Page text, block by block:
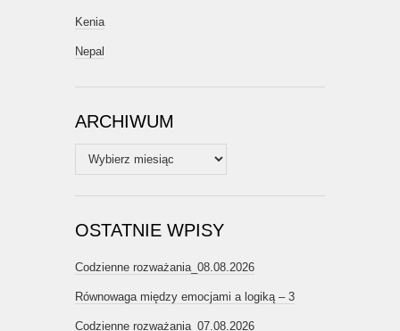
Kenia
Nepal
ARCHIWUM
Archiwum
OSTATNIE WPISY
Codzienne rozważania_08.08.2026
Równowaga między emocjami a logiką – 3
Codzienne rozważania_07.08.2026